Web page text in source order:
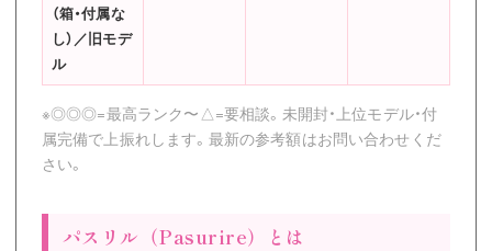
（箱・付属な
し）／旧モデ
ル
※◎◎◎=最高ランク〜△=要相談。未開封・上位モデル・付
属完備で上振れします。最新の参考額はお問い合わせくだ
さい。
パスリル（Pasurire）とは